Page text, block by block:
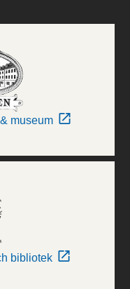
museum
bibliotek